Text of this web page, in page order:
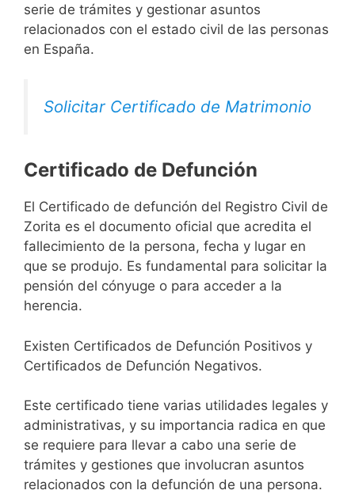
serie de trámites y gestionar asuntos
relacionados con el estado civil de las personas
en España.
Solicitar Certificado de Matrimonio
Certificado de Defunción
El Certificado de defunción del Registro Civil de
Zorita es el documento oficial que acredita el
fallecimiento de la persona, fecha y lugar en
que se produjo. Es fundamental para solicitar la
pensión del cónyuge o para acceder a la
herencia.
Existen Certificados de Defunción Positivos y
Certificados de Defunción Negativos.
Este certificado tiene varias utilidades legales y
administrativas, y su importancia radica en que
se requiere para llevar a cabo una serie de
trámites y gestiones que involucran asuntos
relacionados con la defunción de una persona.